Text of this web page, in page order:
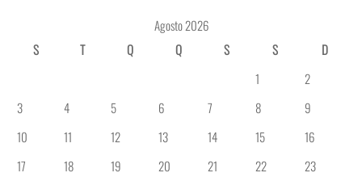
Agosto 2026
S
T Q Q S S
D
1
2
3
4 5 6 7 8
9
10
11 12 13 14 15
16
17
18 19 20 21 22
23